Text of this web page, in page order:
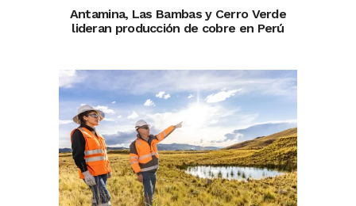
Antamina, Las Bambas y Cerro Verde
lideran producción de cobre en Perú